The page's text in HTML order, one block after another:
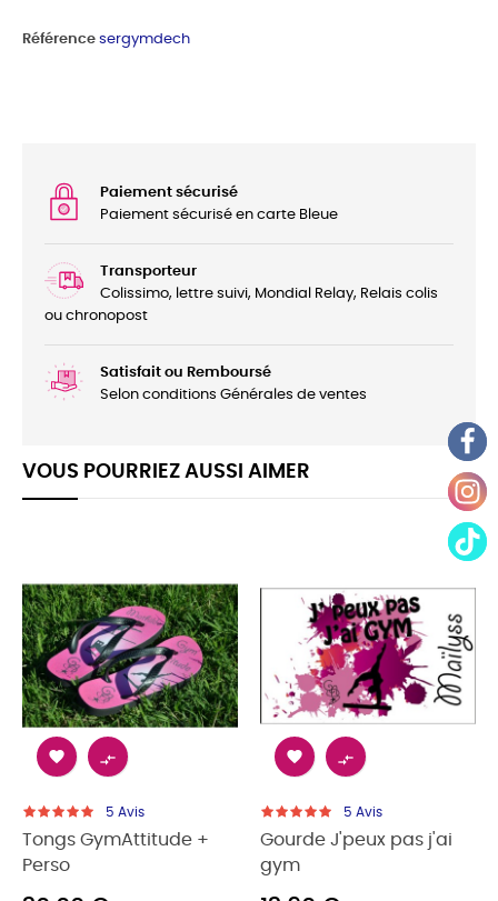
Référence sergymdech
Paiement sécurisé
Paiement sécurisé en carte Bleue
Transporteur
Colissimo, lettre suivi, Mondial Relay, Relais colis
ou chronopost
Satisfait ou Remboursé
Selon conditions Générales de ventes
VOUS POURRIEZ AUSSI AIMER
 
5 Avis
Tongs GymAttitude +
Perso
 
5 Avis
Gourde J'peux pas j'ai
gym